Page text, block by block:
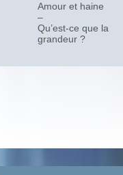
Amour et haine
–
Qu’est-ce que la
grandeur ?